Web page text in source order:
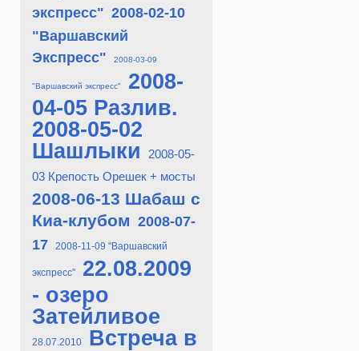
экспресс" 2008-02-10
"Варшавский
Экспресс"
2008-03-09
"Варшавский экспресс"
2008-
04-05 Разлив.
2008-05-02
Шашлыки
2008-05-
03 Крепость Орешек + мосты
2008-06-13 Шабаш с
Киа-клубом 2008-07-
17
2008-11-09 "Варшавский
экспресс"
22.08.2009
- озеро
Затейливое
28.07.2010
Встреча в